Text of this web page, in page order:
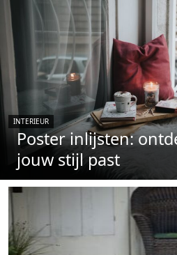
INTERIEUR
Poster inlijsten:
jouw stijl past